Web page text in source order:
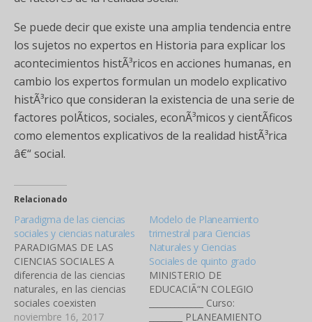
Se puede decir que existe una amplia tendencia entre
los sujetos no expertos en Historia para explicar los
acontecimientos histÃ³ricos en acciones humanas, en
cambio los expertos formulan un modelo explicativo
histÃ³rico que consideran la existencia de una serie de
factores polÃ­ticos, sociales, econÃ³micos y cientÃ­ficos
como elementos explicativos de la realidad histÃ³rica
â€“ social.
Relacionado
Paradigma de las ciencias
sociales y ciencias naturales
PARADIGMAS DE LAS
CIENCIAS SOCIALES A
diferencia de las ciencias
naturales, en las ciencias
sociales coexisten
diversos paradigmas, sin
noviembre 16, 2017
Modelo de Planeamiento
trimestral para Ciencias
Naturales y Ciencias
Sociales de quinto grado
MINISTERIO DE
EDUCACIÃ“N COLEGIO
_____________ Curso:
________ PLANEAMIENTO